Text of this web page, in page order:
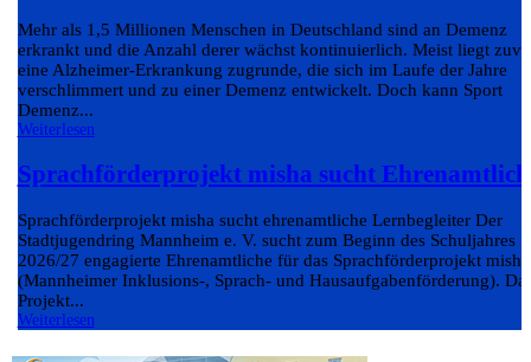
Mehr als 1,5 Millionen Menschen in Deutschland sind an Demenz
erkrankt und die Anzahl derer wächst kontinuierlich. Meist liegt
eine Alzheimer-Erkrankung zugrunde, die sich im Laufe der Jahre
verschlimmert und zu einer Demenz entwickelt. Doch kann Sport
Demenz...
Weiterlesen
Sprachförderprojekt misha sucht
Sprachförderprojekt misha sucht ehrenamtliche Lernbegleiter Der
Stadtjugendring Mannheim e. V. sucht zum Beginn des Schuljahres
2026/27 engagierte Ehrenamtliche für das Sprachförderprojekt misha
(Mannheimer Inklusions-, Sprach- und Hausaufgabenförderung).
Projekt...
Weiterlesen